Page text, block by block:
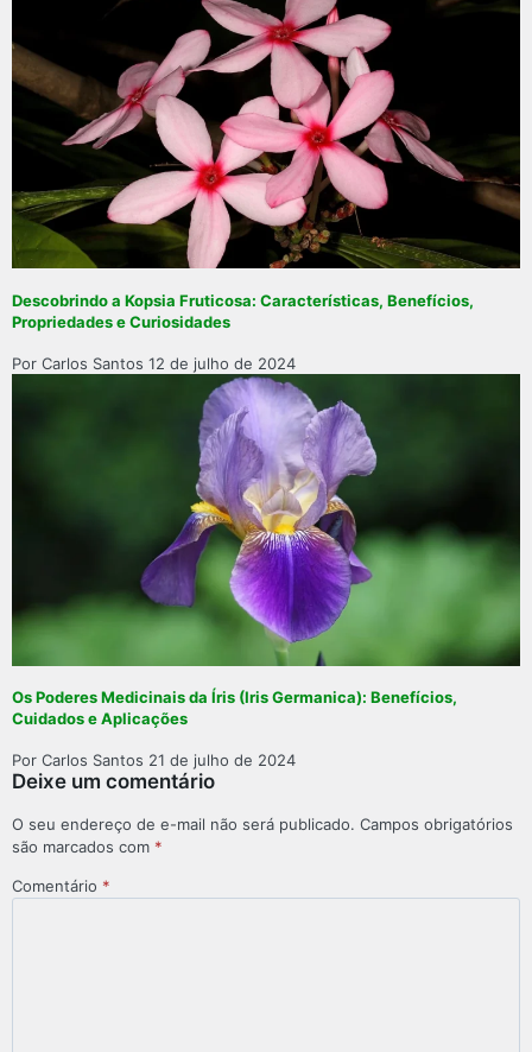
Descobrindo a Kopsia Fruticosa: Características, Benefícios,
Propriedades e Curiosidades
Por Carlos Santos 12 de julho de 2024
Os Poderes Medicinais da Íris (Iris Germanica): Benefícios,
Cuidados e Aplicações
Por Carlos Santos 21 de julho de 2024
Deixe um comentário
O seu endereço de e-mail não será publicado. Campos obrigatórios
são marcados com *
Comentário *